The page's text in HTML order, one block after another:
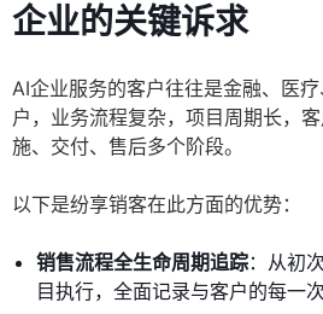
企业的关键诉求
AI企业服务的客户往往是金融、医
户，业务流程复杂，项目周期长，
施、交付、售后多个阶段。
以下是纷享销客在此方面的优势：
销售流程全生命周期追踪：从初
目执行，全面记录与客户的每一次